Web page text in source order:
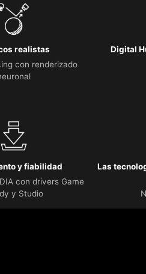
realistas
con renderizado
Digital
y fiabilidad
con drivers Game
y Studio
Las